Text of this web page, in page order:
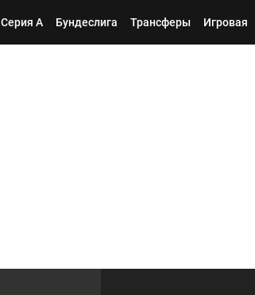
Серия А Бундеслига Трансферы Игровая